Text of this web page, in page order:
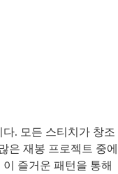
. 모든 스티치가 창조
은 재봉 프로젝트 중에
즐거운 패턴을 통해